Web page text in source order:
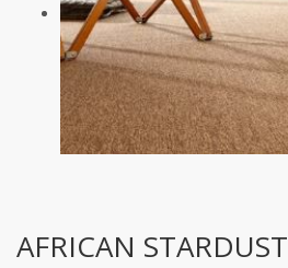
AFRICAN STARDUST